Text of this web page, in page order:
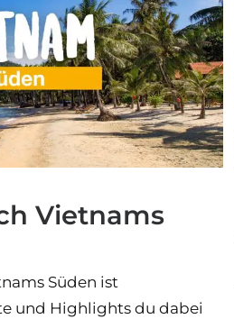
Vietnams
Süden ist
und Highlights du dabei